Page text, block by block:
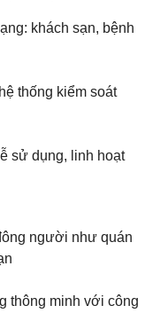
khách sạn, bệnh
thống kiểm soát
sử dụng, linh hoạt
người như quán
thông minh với công